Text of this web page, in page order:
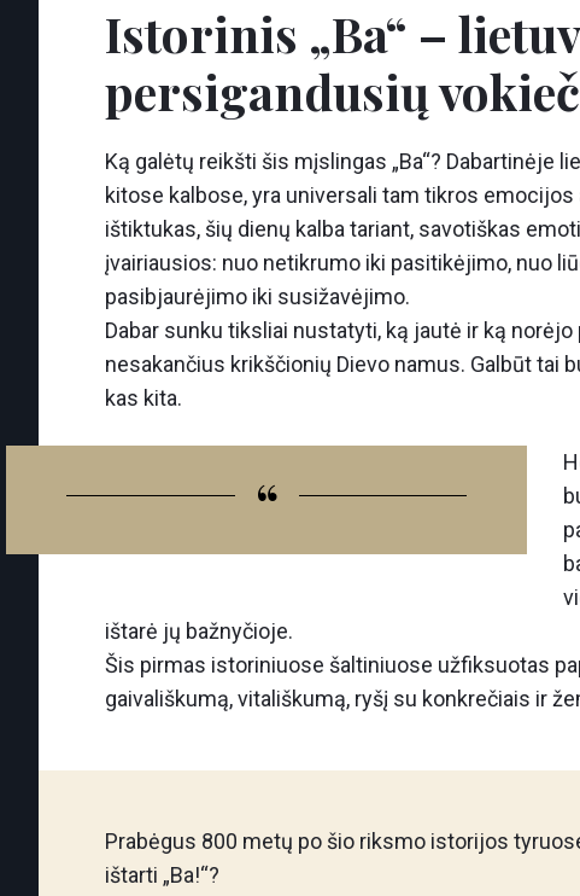
Istorinis „Ba“ –
persigandusių
Ką galėtų reikšti šis mįslingas „Ba“? Dabartinėje
kitose kalbose, yra universali tam tikros
ištiktukas, šių dienų kalba tariant, savotiškas
įvairiausios: nuo netikrumo iki pasitikėjimo, nuo
pasibjaurėjimo iki susižavėjimo.
Dabar sunku tiksliai nustatyti, ką jautė ir ką
nesakančius krikščionių Dievo namus. Galbūt tai
kas kita.
“
ištarė jų bažnyčioje.
Šis pirmas istoriniuose šaltiniuose užfiksuotas
gaivališkumą, vitališkumą, ryšį su konkrečiais ir
Prabėgus 800 metų po šio riksmo istorijos
ištarti „Ba!“?